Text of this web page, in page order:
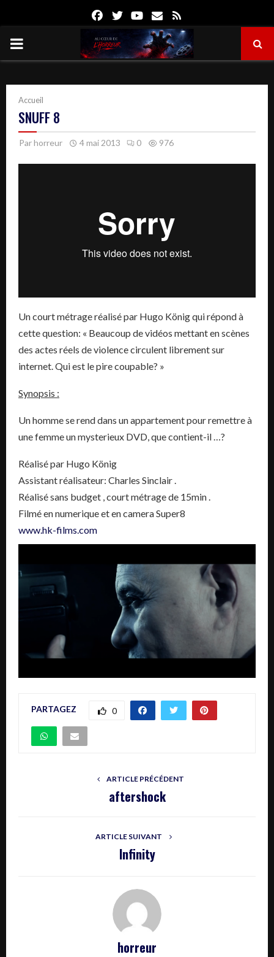
FacebookTwitterYoutube
Email
PRIMARY
Accueil
SNUFF 8
Parhorreur 4 mai 2013 0 976
Un court métrage réalisé par Hugo König qui répond à
cette question: « Beaucoup de vidéos mettant en scènes
des actes réels de violence circulent librement sur
internet. Qui est le pire coupable? »
Synopsis :
Un homme se rend dans un appartement pour remettre à
une femme un mysterieux DVD, que contient-il …?
Réalisé par Hugo König
Assistant réalisateur: Charles Sinclair .
Réalisé sans budget , court métrage de 15min .
Filmé en numerique et en camera Super8
www.hk-films.com
PARTAGEZ 0
ARTICLE PRÉCÉDENT
aftershock
ARTICLE SUIVANT
Infinity
horreur